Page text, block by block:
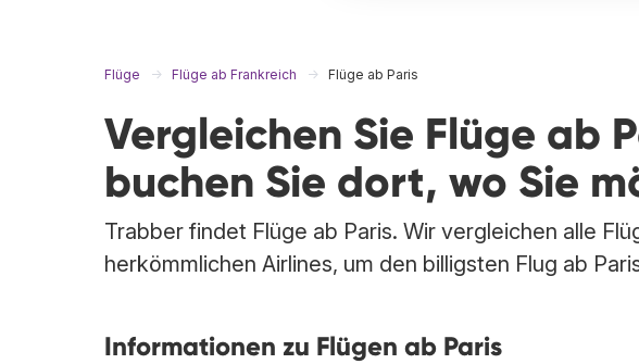
Flüge Flüge ab Frankreich Flüge ab Paris
Vergleichen Sie Flüge ab
buchen Sie dort, wo Sie
Trabber findet Flüge ab Paris. Wir vergleichen alle
herkömmlichen Airlines, um den billigsten Flug ab
Informationen zu Flügen ab Paris